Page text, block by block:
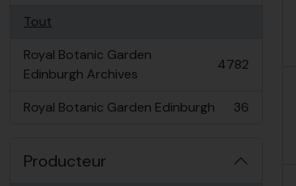
Tout
Royal Botanic Garden
Edinburgh Archives
, 4782 résultats 4782
Royal Botanic Garden Edinburgh
, 36 résultats 36
Producteur